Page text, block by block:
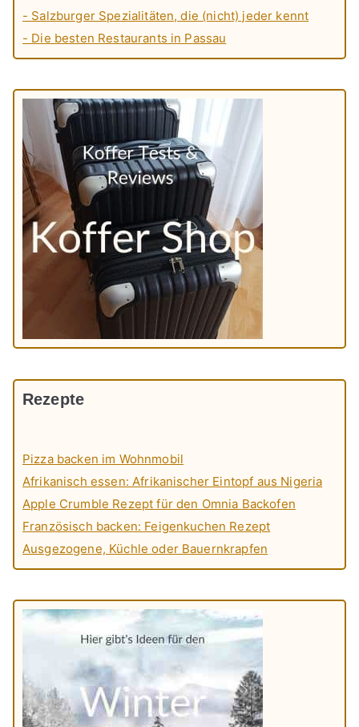
- Salzburger Spezialitäten, die (nicht) jeder kennt
- Die besten Restaurants in Passau
Rezepte
Pizza backen im Wohnmobil
Afrikanisch essen: Afrikanischer Eintopf aus Nigeria
Apple Crumble Rezept für den Omnia Backofen
Französisch backen: Feigenkuchen Rezept
Ausgezogene, Küchle oder Bauernkrapfen